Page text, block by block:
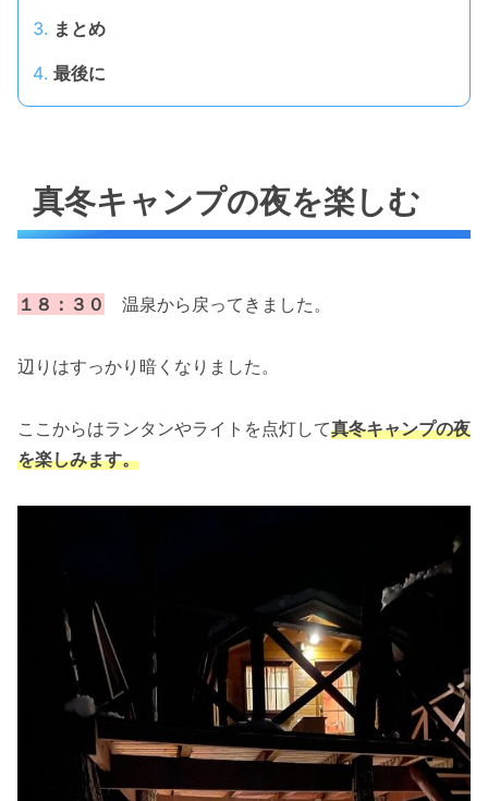
まとめ
最後に
真冬キャンプの夜を楽しむ
１８：３０ 温泉から戻ってきました。
辺りはすっかり暗くなりました。
ここからはランタンやライトを点灯して真冬キャンプの夜
を楽しみます。